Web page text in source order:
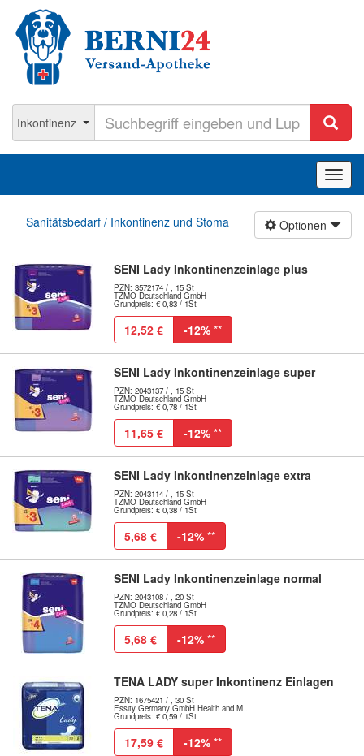
ein-/
Optionen
Sanitätsbedarf / Inkontinenz und Stoma
SENI Lady Inkontinenzeinlage plus
PZN: 3572174 / , 15 St
TZMO Deutschland GmbH
Grundpreis: € 0,83 / 1St
12,52 € -12% **
SENI Lady Inkontinenzeinlage super
PZN: 2043137 / , 15 St
TZMO Deutschland GmbH
Grundpreis: € 0,78 / 1St
11,65 € -12% **
SENI Lady Inkontinenzeinlage extra
PZN: 2043114 / , 15 St
TZMO Deutschland GmbH
Grundpreis: € 0,38 / 1St
5,68 € -12% **
SENI Lady Inkontinenzeinlage normal
PZN: 2043108 / , 20 St
TZMO Deutschland GmbH
Grundpreis: € 0,28 / 1St
5,68 € -12% **
TENA LADY super Inkontinenz Einlagen
PZN: 1675421 / , 30 St
Essity Germany GmbH Health and M...
Grundpreis: € 0,59 / 1St
17,59 € -12% **